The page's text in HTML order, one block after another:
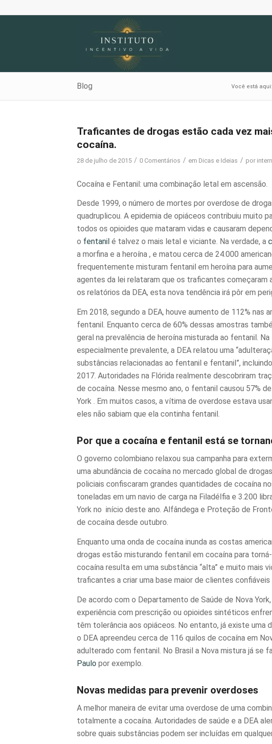
Blog Você está aqui:
Traficantes de drogas estão cada vez
cocaína.
28 de julho de 2015 / 0 Comentários / em Dicas e Ideias / por
Cocaína e Fentanil: uma combinação letal em ascensão.
Desde 1999, o número de mortes por overdose de
quadruplicou. A epidemia de opiáceos contribuiu muito
todos os opioides que mataram vidas e causaram
o fentanil é talvez o mais letal e viciante. Na verdade, a
a morfina e a heroína , e matou cerca de 24.000
frequentemente misturam fentanil em heroína para
agentes da lei relataram que os traficantes começaram
os relatórios da DEA, esta nova tendência irá pôr em
Em 2018, segundo a DEA, houve aumento de 112% nas
fentanil. Enquanto cerca de 60% dessas amostras
geral na prevalência de heroína misturada ao fentanil. Na
especialmente prevalente, a DEA relatou uma
substâncias relacionadas ao fentanil e fentanil”,
2017. Autoridades na Flórida realmente descobriram
de cocaína. Nesse mesmo ano, o fentanil causou 57%
York . Em muitos casos, a vítima de overdose estava
eles não sabiam que ela continha fentanil.
Por que a cocaína e fentanil está se
O governo colombiano relaxou sua campanha para
uma abundância de cocaína no mercado global de
policiais confiscaram grandes quantidades de cocaína
toneladas em um navio de carga na Filadélfia e 3.200
York no início deste ano. Alfândega e Proteção de
de cocaína desde outubro.
Enquanto uma onda de cocaína inunda as costas
drogas estão misturando fentanil em cocaína para
cocaína resulta em uma substância “alta” e muito mais
traficantes a criar uma base maior de clientes
De acordo com o Departamento de Saúde de Nova
experiência com prescrição ou opioides sintéticos
têm tolerância aos opiáceos. No entanto, já existe uma
o DEA apreendeu cerca de 116 quilos de cocaína em
adulterado com fentanil. No Brasil a Nova mistura já se
Paulo por exemplo.
Novas medidas para prevenir overdoses
A melhor maneira de evitar uma overdose de uma
totalmente a cocaína. Autoridades de saúde e a DEA
sobre quais substâncias podem ser incluídas em